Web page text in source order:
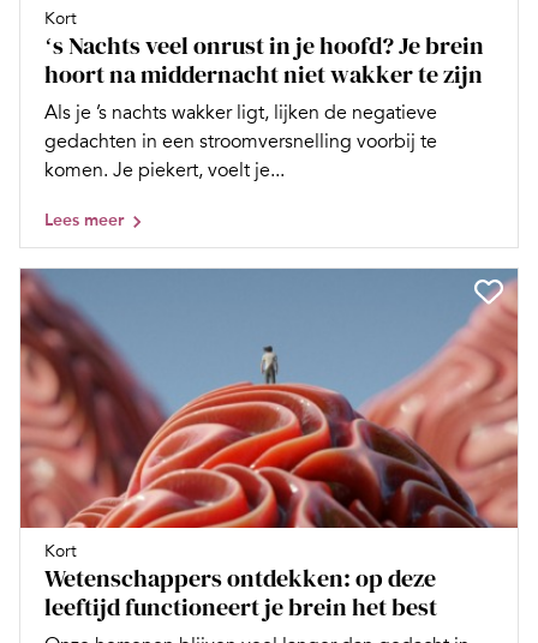
Kort
ʻs Nachts veel onrust in je hoofd? Je brein
hoort na middernacht niet wakker te zijn
Als je ’s nachts wakker ligt, lijken de negatieve
gedachten in een stroomversnelling voorbij te
komen. Je piekert, voelt je...
Lees meer
Kort
Wetenschappers ontdekken: op deze
leeftijd functioneert je brein het best